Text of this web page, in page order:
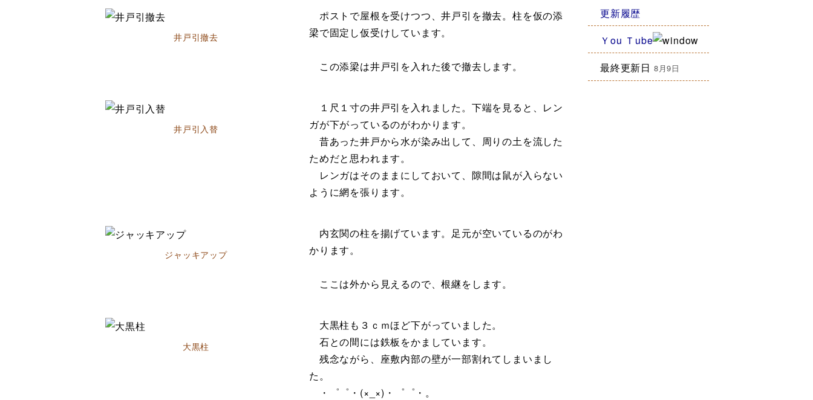
井戸引撤去
ポストで屋根を受けつつ、井戸引を撤去。柱を仮の添
梁で固定し仮受けしています。
この添梁は井戸引を入れた後で撤去します。
井戸引入替
１尺１寸の井戸引を入れました。下端を見ると、レン
ガが下がっているのがわかります。
昔あった井戸から水が染み出して、周りの土を流した
ためだと思われます。
レンガはそのままにしておいて、隙間は鼠が入らない
ように網を張ります。
ジャッキアップ
内玄関の柱を揚げています。足元が空いているのがわ
かります。
ここは外から見えるので、根継をします。
大黒柱
大黒柱も３ｃｍほど下がっていました。
石との間には鉄板をかましています。
残念ながら、座敷内部の壁が一部割れてしまいまし
た。
・゜゜・(×_×)・゜゜・。
更新履歴
Ｙou Ｔube
最終更新日 8月9日